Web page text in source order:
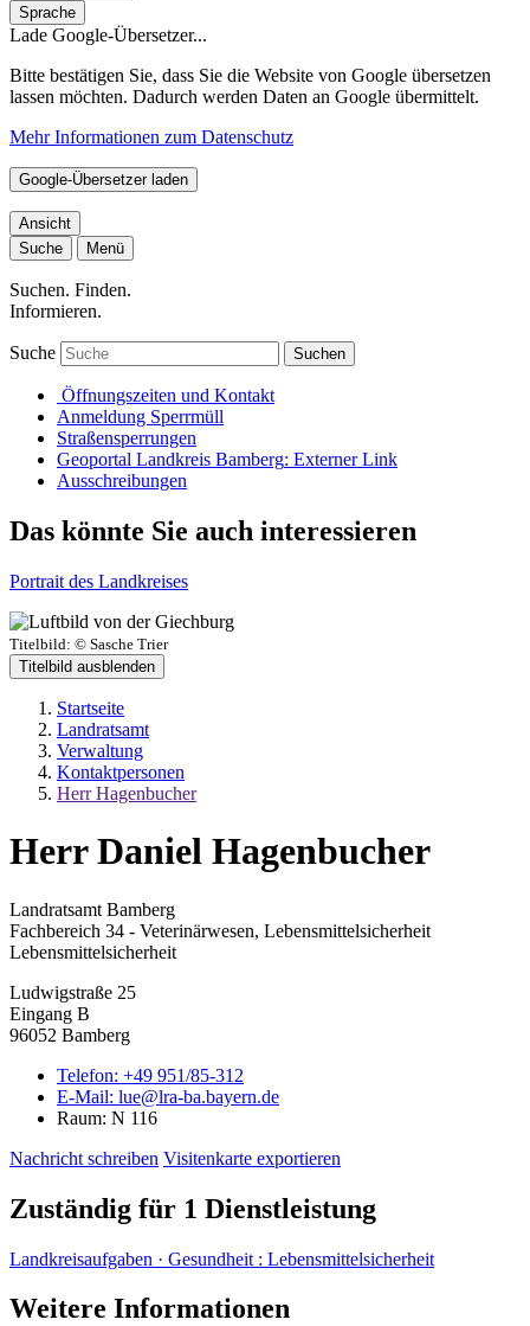
Sprache
Lade Google-Übersetzer...
Bitte bestätigen Sie, dass Sie die Website von Google übersetzen
lassen möchten. Dadurch werden Daten an Google übermittelt.
Mehr Informationen zum Datenschutz
Google-Übersetzer laden
Ansicht
Suche
Menü
Suchen. Finden.
Informieren.
Suche Suchen
Öffnungszeiten und Kontakt
Anmeldung Sperrmüll
Straßensperrungen
Geoportal Landkreis Bamberg: Externer Link
Ausschreibungen
Das könnte Sie auch interessieren
Portrait des Landkreises
Titelbild: © Sasche Trier
Titelbild ausblenden
Startseite
Landratsamt
Verwaltung
Kontaktpersonen
Herr Hagenbucher
Herr Daniel Hagenbucher
Landratsamt Bamberg
Fachbereich 34 - Veterinärwesen, Lebensmittelsicherheit
Lebensmittelsicherheit
Ludwigstraße 25
Eingang B
96052 Bamberg
Telefon: +49 951/85-312
E-Mail: lue@lra-ba.bayern.de
Raum: N 116
Nachricht schreiben Visitenkarte exportieren
Zuständig für 1 Dienstleistung
Landkreisaufgaben · Gesundheit : Lebensmittelsicherheit
Weitere Informationen